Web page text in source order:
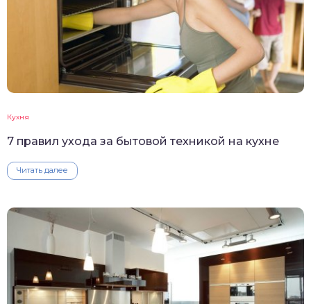
Кухня
7 правил ухода за бытовой техникой на кухне
Читать далее